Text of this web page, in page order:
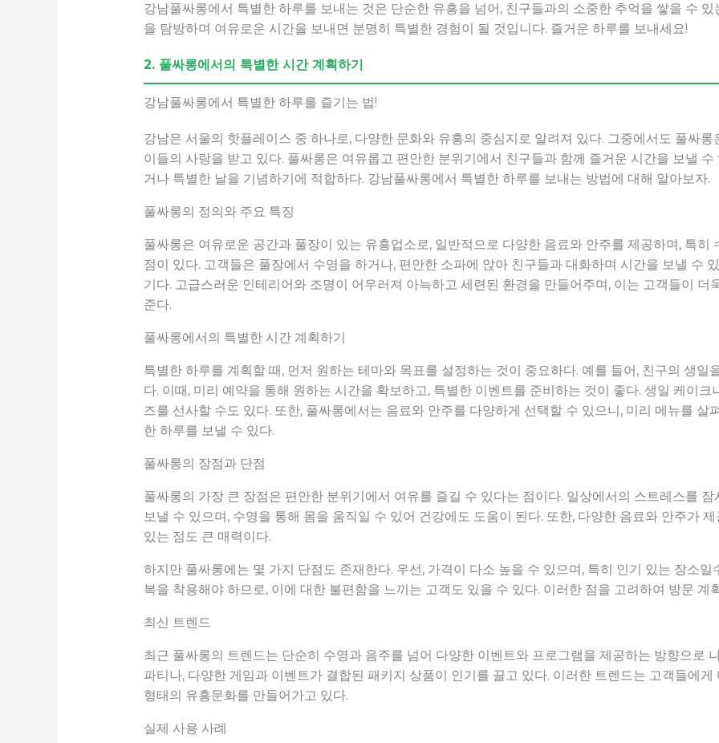
강남풀싸롱에서 특별한 하루를 보내는 것은 단순한 유흥을 넘어, 친구들과의 소중한 추억을 쌓을 수
을 탐방하며 여유로운 시간을 보내면 분명히 특별한 경험이 될 것입니다. 즐거운 하루를 보내세요!
2. 풀싸롱에서의 특별한 시간 계획하기
강남풀싸롱에서 특별한 하루를 즐기는 법!
강남은 서울의 핫플레이스 중 하나로, 다양한 문화와 유흥의 중심지로 알려져 있다. 그중에서도 풀싸
이들의 사랑을 받고 있다. 풀싸롱은 여유롭고 편안한 분위기에서 친구들과 함께 즐거운 시간을 보낼
거나 특별한 날을 기념하기에 적합하다. 강남풀싸롱에서 특별한 하루를 보내는 방법에 대해 알아보자.
풀싸롱의 정의와 주요 특징
풀싸롱은 여유로운 공간과 풀장이 있는 유흥업소로, 일반적으로 다양한 음료와 안주를 제공하며, 특히
점이 있다. 고객들은 풀장에서 수영을 하거나, 편안한 소파에 앉아 친구들과 대화하며 시간을 보낼 수
기다. 고급스러운 인테리어와 조명이 어우러져 아늑하고 세련된 환경을 만들어주며, 이는 고객들이 더
준다.
풀싸롱에서의 특별한 시간 계획하기
특별한 하루를 계획할 때, 먼저 원하는 테마와 목표를 설정하는 것이 중요하다. 예를 들어, 친구의 생일
다. 이때, 미리 예약을 통해 원하는 시간을 확보하고, 특별한 이벤트를 준비하는 것이 좋다. 생일 케이
즈를 선사할 수도 있다. 또한, 풀싸롱에서는 음료와 안주를 다양하게 선택할 수 있으니, 미리 메뉴를 살
한 하루를 보낼 수 있다.
풀싸롱의 장점과 단점
풀싸롱의 가장 큰 장점은 편안한 분위기에서 여유를 즐길 수 있다는 점이다. 일상에서의 스트레스를
보낼 수 있으며, 수영을 통해 몸을 움직일 수 있어 건강에도 도움이 된다. 또한, 다양한 음료와 안주가
있는 점도 큰 매력이다.
하지만 풀싸롱에는 몇 가지 단점도 존재한다. 우선, 가격이 다소 높을 수 있으며, 특히 인기 있는 장소
복을 착용해야 하므로, 이에 대한 불편함을 느끼는 고객도 있을 수 있다. 이러한 점을 고려하여 방문 계
최신 트렌드
최근 풀싸롱의 트렌드는 단순히 수영과 음주를 넘어 다양한 이벤트와 프로그램을 제공하는 방향으로
파티나, 다양한 게임과 이벤트가 결합된 패키지 상품이 인기를 끌고 있다. 이러한 트렌드는 고객들에
형태의 유흥문화를 만들어가고 있다.
실제 사용 사례